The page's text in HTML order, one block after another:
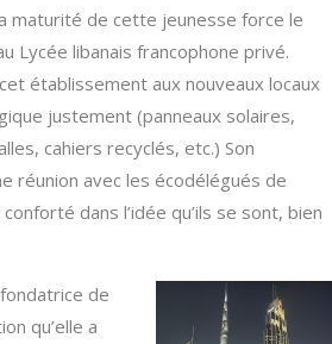
maturité de cette jeunesse force le
Lycée libanais francophone privé.
établissement aux nouveaux locaux
justement (panneaux solaires,
cahiers recyclés, etc.) Son
réunion avec les écodélégués de
dans l’idée qu’ils se sont, bien
de
qu’elle a